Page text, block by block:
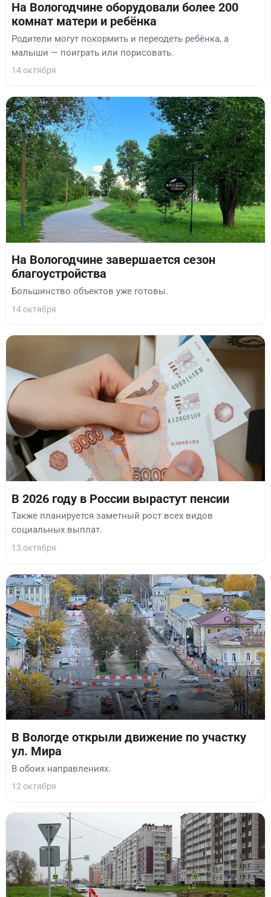
На Вологодчине оборудовали более 200
комнат матери и ребёнка
Родители могут покормить и переодеть ребёнка, а
малыши — поиграть или порисовать.
14 октября
На Вологодчине завершается сезон
благоустройства
Большинство объектов уже готовы.
14 октября
В 2026 году в России вырастут пенсии
Также планируется заметный рост всех видов
социальных выплат.
13 октября
В Вологде открыли движение по участку
ул. Мира
В обоих направлениях.
12 октября